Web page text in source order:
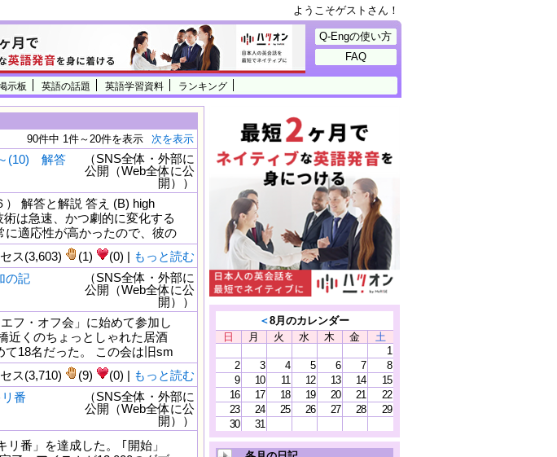
ようこそゲストさん！
示板 英語の話題 英語学習資料 ランキング
Q-Engの使い方
FAQ
90件中 1件～20件を表示
次を表示
(10) 解答
（SNS全体・外部に
公開（Web全体に公
開））
解答と解説 答え (B) high
は急速、かつ劇的に変化する
に適応性が高かったので、彼の
ス(3,603) (1) (0) | もっと読む
の記
（SNS全体・外部に
公開（Web全体に公
開））
フ・オフ会」に始めて参加し
近くのちょっとしゃれた居酒
て18名だった。 この会は旧sm
ス(3,710) (9) (0) | もっと読む
番
（SNS全体・外部に
公開（Web全体に公
開））
リ番」を達成した。 ｢開始」
＜8月のカレンダー
日
月 火 水 木 金
土
1
2
3 4 5 6 7
8
9
10 11 12 13 14
15
16
17 18 19 20 21
22
23
24 25 26 27 28
29
30
31